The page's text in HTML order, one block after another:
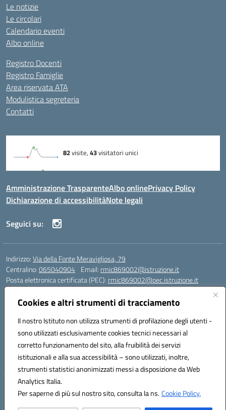
Cookies e altri strumenti di tracciamento
Il nostro Istituto non utilizza strumenti di profilazione degli utenti -
sono utilizzati esclusivamente cookies tecnici necessari al
corretto funzionamento del sito, alla fruibilità dei servizi
istituzionali e alla sua accessibilità – sono utilizzati, inoltre,
strumenti statistici anonimizzati messi a disposizione da Web
Analytics Italia.
Per saperne di più sul nostro sito, consulta la ns.Cookie Policy.
Le notizie
Le circolari
Calendario eventi
Albo online
Registro Docenti
Registro Famiglie
Area riservata ATA
Modulistica segreteria
Contatti
Amministrazione TrasparenteAlbo onlinePrivacy Policy
Dichiarazione di accessibilitàNote legali
Seguici su:
Indirizzo:Via della Fonte Meravigliosa, 79
Centralino:065040904 Email: rmic869002@istruzione.it
Posta elettronica certificata (PEC): rmic869002@pec.istruzione.it
Codice fiscale: 97197090588
Codice meccanografico: RMIC869002
Codice Indice delle Pubbliche Amministrazioni (IPA): istsc_rmic869002
Codice unico di fatturazione (CUF): UFRHFP
Iban dell’Istituto comprensivo presso Banca Intesa San Paolo:
IT04 V030 6905 0201 0000 0046 393
Hosting & Powered by 3D Solution S.r.l.
Concept & Design by Designers Italia